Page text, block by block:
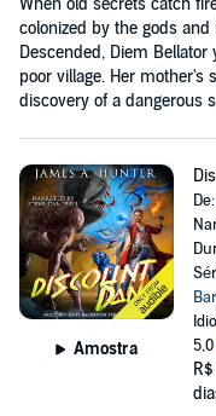
When old secrets catch
colonized by the gods
Descended, Diem
poor village. Her
discovery of a dangerous
Amostra
De:
5,0